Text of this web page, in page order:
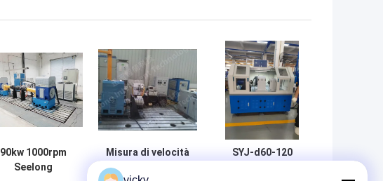
90kw 1000rpm
Seelong
Misura di velocità
SYJ-d60-120